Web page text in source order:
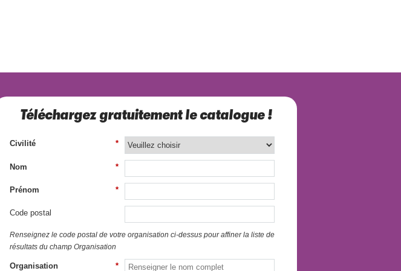
Téléchargez gratuitement le catalogue !
*
Civilité
*
Nom
*
Prénom
Code postal
Renseignez le code postal de votre organisation ci-dessus pour affiner la liste de
résultats du champ Organisation
*
Organisation